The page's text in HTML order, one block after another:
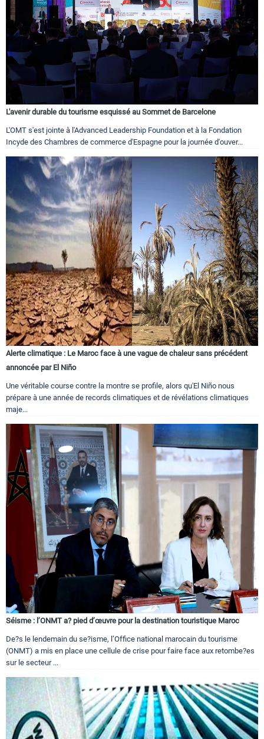
L'avenir durable du tourisme esquissé au Sommet de Barcelone
L'OMT s'est jointe à l'Advanced Leadership Foundation et à la Fondation
Incyde des Chambres de commerce d'Espagne pour la journée d'ouver...
Alerte climatique : Le Maroc face à une vague de chaleur sans précédent
annoncée par El Niño
Une véritable course contre la montre se profile, alors qu'El Niño nous
prépare à une année de records climatiques et de révélations climatiques
maje...
Séisme : l’ONMT a? pied d’œuvre pour la destination touristique Maroc
De?s le lendemain du se?isme, l’Office national marocain du tourisme
(ONMT) a mis en place une cellule de crise pour faire face aux retombe?es
sur le secteur ...